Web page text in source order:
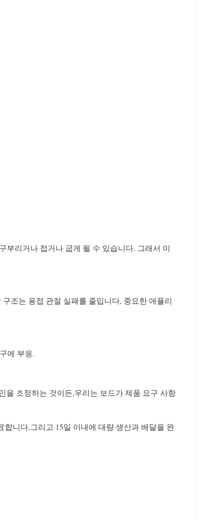
부리거나 접거나 굽게 될 수 있습니다. 그래서 이
조는 용접 관절 실패를 줄입니다, 중요한 애플리
에 부응.
을 조정하는 것이든,우리는 보드가 제품 요구 사항
니다,그리고 15일 이내에 대량 생산과 배달을 완